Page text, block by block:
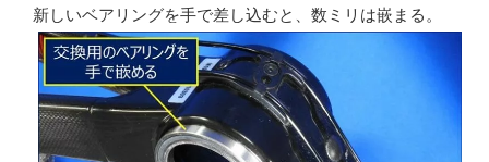
新しいベアリングを手で差し込むと、数ミリは嵌まる。